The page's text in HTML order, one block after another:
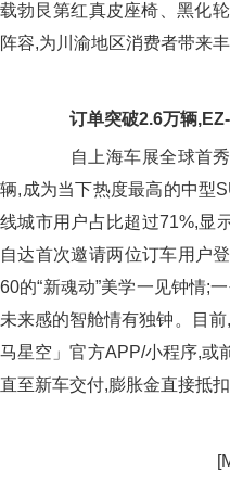
载勃艮第红真皮座椅、黑化
阵容,为川渝地区消费者带来
订单突破2.6万辆,
自上海车展全球首秀
辆,成为当下热度最高的中型
线城市用户占比超过71%,显
自达首次邀请两位订车用户
60的“新魂动”美学一见钟情;
未来感的智舱情有独钟。目
马星空」官方APP/小程序,或
直至新车交付,膨胀金直接抵扣